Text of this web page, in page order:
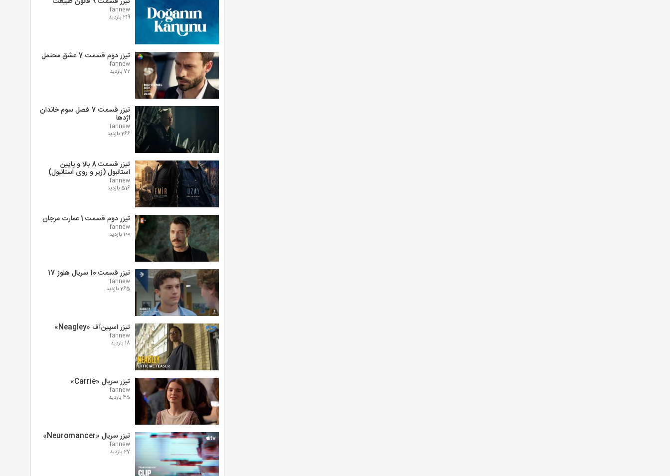
fannew
219 بازدید
تیزر دوم قسمت 7 عشق محتمل
fannew
72 بازدید
تیزر قسمت 7 فصل سوم خاندان
اژدها
fannew
266 بازدید
تیزر قسمت 8 بالا و پایین
استانبول (زیر و روی استانبول)
fannew
516 بازدید
تیزر دوم قسمت 1 عمارت مرجان
fannew
100 بازدید
تیزر قسمت 10 سریال هنوز 17
fannew
265 بازدید
تیزر اسپین‌آف «Neagley»
fannew
18 بازدید
تیزر سریال «Carrie»
fannew
45 بازدید
تیزر سریال «Neuromancer»
fannew
27 بازدید